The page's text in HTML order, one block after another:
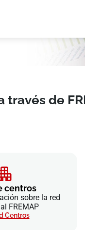
través de
centros
sobre la red
FREMAP
Centros